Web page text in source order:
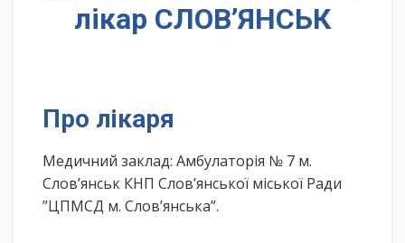
лікар СЛОВ’ЯНСЬК
Про лікаря
Медичний заклад: Амбулаторія № 7 м.
Слов’янськ КНП Слов’янської міської Ради
”ЦПМСД м. Слов’янська”.